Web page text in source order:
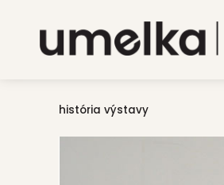
história výstavy